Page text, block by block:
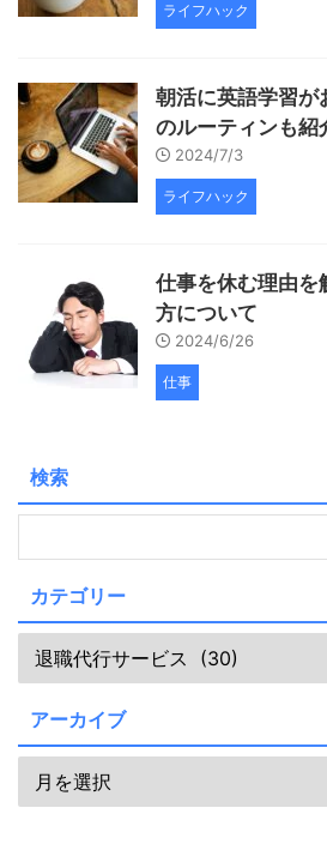
ライフハック
朝活に英語学習が
のルーティンも紹
2024/7/3
ライフハック
仕事を休む理由を
方について
2024/6/26
仕事
検索
カテゴリー
アーカイブ